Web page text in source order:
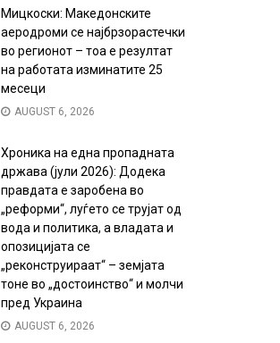
Мицкоски: Македонските
аеродроми се најбрзорастечки
во регионот – тоа е резултат
на работата изминатите 25
месеци
AUGUST 6, 2026
Хроника на една пропадната
држава (јули 2026): Додека
правдата е заробена во
„реформи“, луѓето се трујат од
вода и политика, а владата и
опозицијата се
„реконструираат“ – земјата
тоне во „достоинство“ и молчи
пред Украина
AUGUST 6, 2026